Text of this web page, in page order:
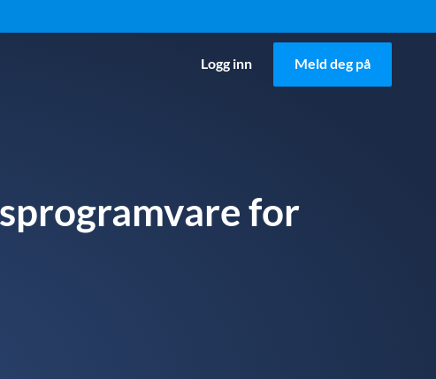
Logg inn Meld deg på
for